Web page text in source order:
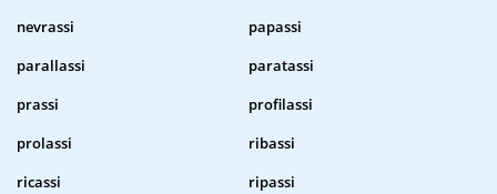
nevrassi
papassi
parallassi
paratassi
prassi
profilassi
prolassi
ribassi
ricassi
ripassi